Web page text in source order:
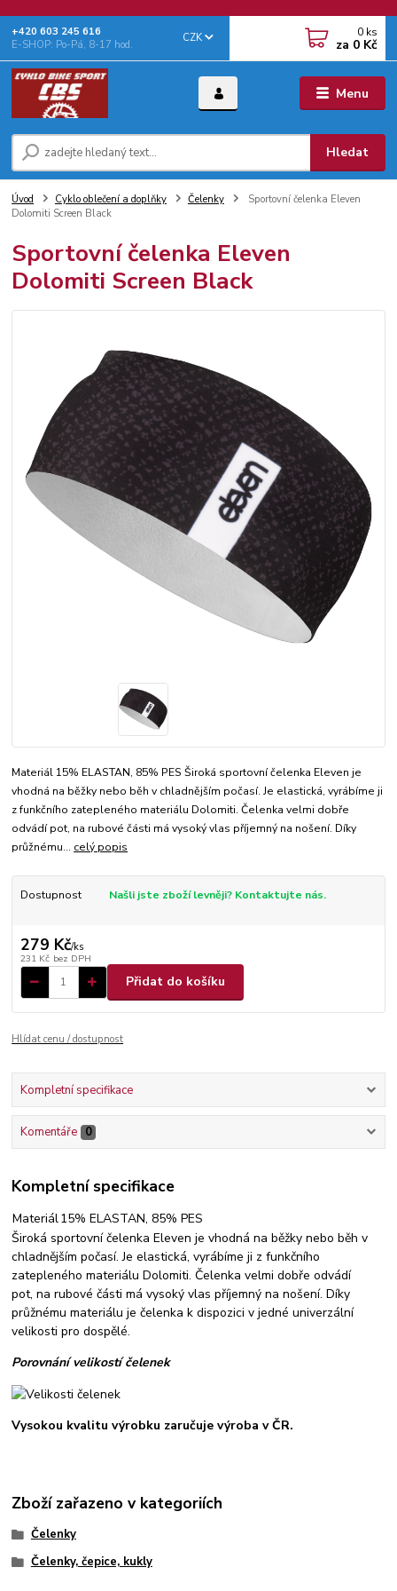
Menu
CZK
Hledat
+‭420 603 245 616‬
E-SHOP: Po-Pá, 8-17 hod.
0 ks
za 0 Kč
Úvod Cyklo oblečení a doplňky Čelenky
Sportovní čelenka Eleven
Dolomiti Screen Black
Sportovní čelenka Eleven
Dolomiti Screen Black
Materiál 15% ELASTAN, 85% PES Široká sportovní čelenka Eleven je
vhodná na běžky nebo běh v chladnějším počasí. Je elastická, vyrábíme ji
z funkčního zatepleného materiálu Dolomiti. Čelenka velmi dobře
odvádí pot, na rubové části má vysoký vlas příjemný na nošení. Díky
průžnému... celý popis
Dostupnost Našli jste zboží levněji? Kontaktujte nás.
279 Kč/ks
231 Kč bez DPH
Přidat do košíku
Hlídat cenu / dostupnost
Kompletní specifikace
Komentáře 0
Kompletní specifikace
Materiál15% ELASTAN, 85% PES
Široká sportovní čelenka Eleven je vhodná na běžky nebo běh v
chladnějším počasí. Je elastická, vyrábíme ji z funkčního
zatepleného materiálu Dolomiti. Čelenka velmi dobře odvádí
pot, na rubové části má vysoký vlas příjemný na nošení. Díky
průžnému materiálu je čelenka k dispozici v jedné univerzální
velikosti pro dospělé.
Porovnání velikostí čelenek
Vysokou kvalitu výrobku zaručuje výroba v ČR.
Zboží zařazeno v kategoriích
Čelenky
Čelenky, čepice, kukly